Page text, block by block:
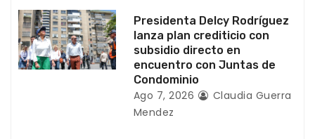
a
d
Presidenta Delcy Rodríguez
lanza plan crediticio con
subsidio directo en
encuentro con Juntas de
Condominio
Ago 7, 2026
Claudia Guerra
Mendez